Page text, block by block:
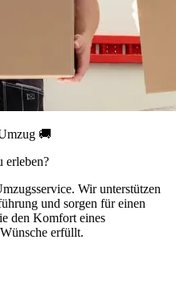
🚚
erleben?
Wir unterstützen
und sorgen für einen
den Komfort eines
erfüllt.